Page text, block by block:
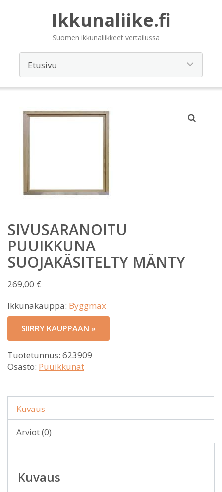
Ikkunaliike.fi
Suomen ikkunaliikkeet vertailussa
SIVUSARANOITU
PUUIKKUNA
SUOJAKÄSITELTY MÄNTY
269,00 €
Ikkunakauppa: Byggmax
SIIRRY KAUPPAAN »
Tuotetunnus: 623909
Osasto: Puuikkunat
Kuvaus
Arviot (0)
Kuvaus